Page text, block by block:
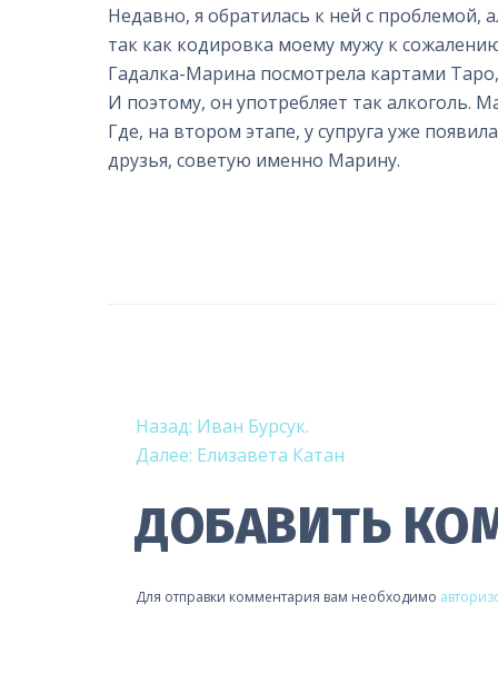
Недавно, я обратилась к ней с проблемой,
так как кодировка моему мужу к
Гадалка-Марина посмотрела картами
И поэтому, он употребляет так алкоголь.
Где, на втором этапе, у супруга уже
друзья, советую именно Марину.
НАВИГАЦИЯ
ПО
ЗАПИСЯМ
Назад: Иван Бурсук.
Далее: Елизавета Катан
ДОБАВИТЬ
Для отправки комментария вам необходимо